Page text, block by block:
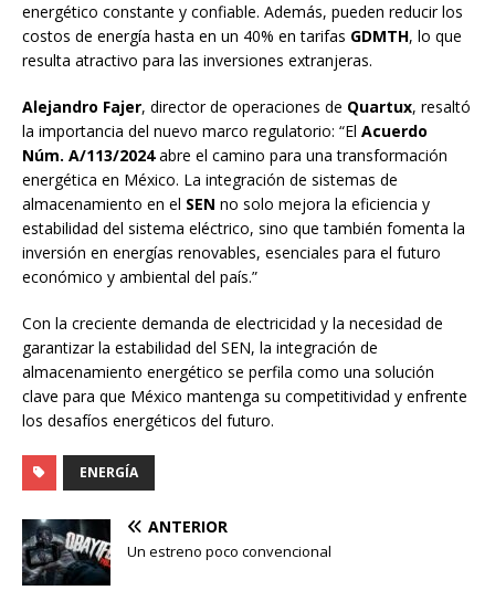
energético constante y confiable. Además, pueden reducir los
costos de energía hasta en un 40% en tarifas GDMTH, lo que
resulta atractivo para las inversiones extranjeras.
Alejandro Fajer, director de operaciones de Quartux, resaltó
la importancia del nuevo marco regulatorio: “El Acuerdo
Núm. A/113/2024abre el camino para una transformación
energética en México. La integración de sistemas de
almacenamiento en el SEN no solo mejora la eficiencia y
estabilidad del sistema eléctrico, sino que también fomenta la
inversión en energías renovables, esenciales para el futuro
económico y ambiental del país.”
Con la creciente demanda de electricidad y la necesidad de
garantizar la estabilidad del SEN, la integración de
almacenamiento energético se perfila como una solución
clave para que México mantenga su competitividad y enfrente
los desafíos energéticos del futuro.
ENERGÍA
ANTERIOR
Un estreno poco convencional